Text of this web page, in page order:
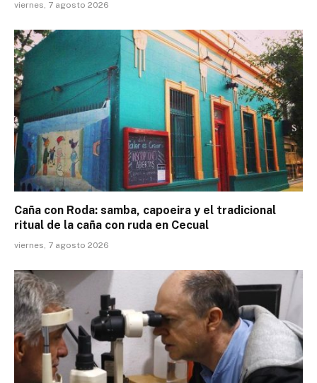
viernes, 7 agosto 2026
Caña con Roda: samba, capoeira y el tradicional
ritual de la caña con ruda en Cecual
viernes, 7 agosto 2026